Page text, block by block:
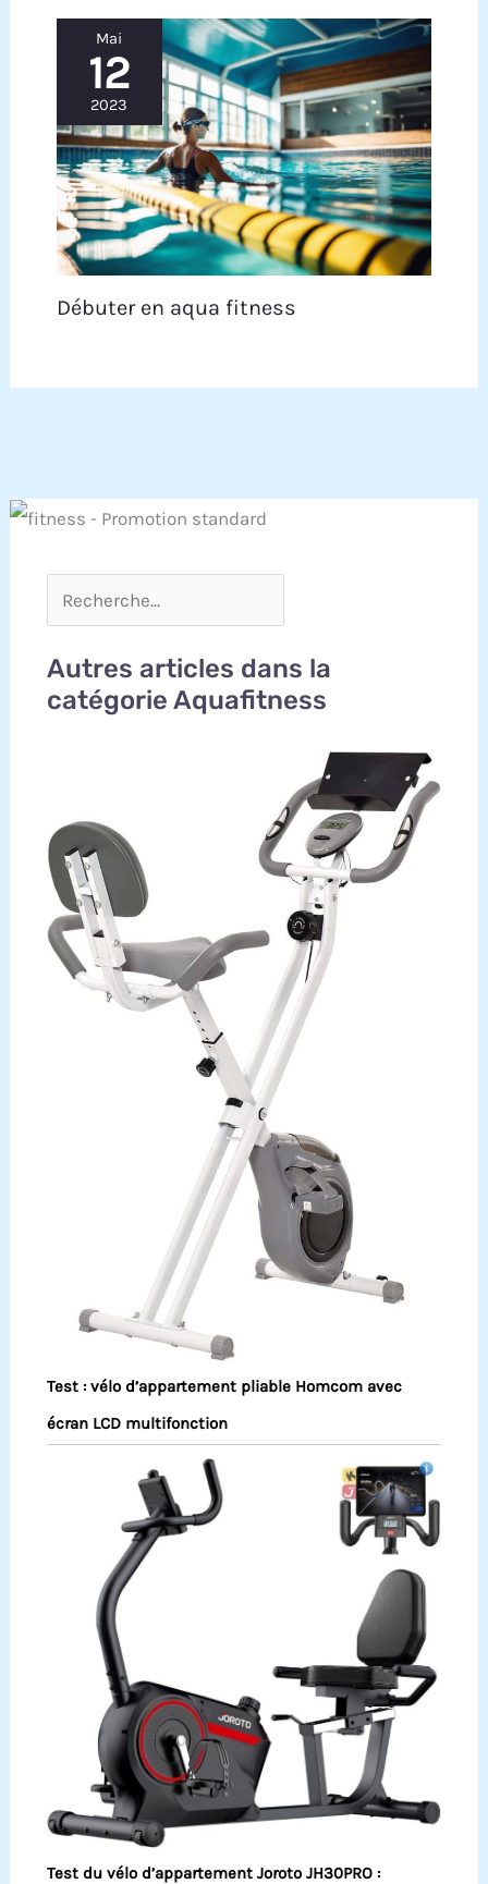
Mai
12
2023
Débuter en aqua fitness
Autres articles dans la
catégorie Aquafitness
Test : vélo d’appartement pliable Homcom avec
écran LCD multifonction
Test du vélo d’appartement Joroto JH30PRO :